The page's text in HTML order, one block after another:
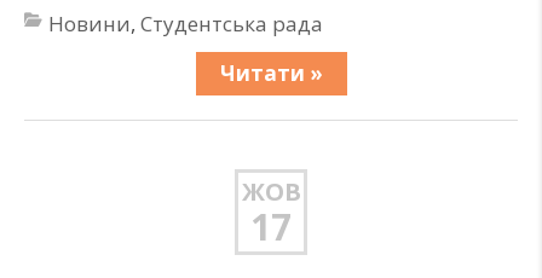
Новини, Студентська рада
Читати »
ЖОВ
17